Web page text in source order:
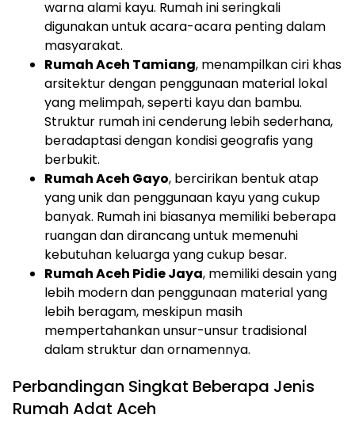
warna alami kayu. Rumah ini seringkali
digunakan untuk acara-acara penting dalam
masyarakat.
Rumah Aceh Tamiang, menampilkan ciri khas
arsitektur dengan penggunaan material lokal
yang melimpah, seperti kayu dan bambu.
Struktur rumah ini cenderung lebih sederhana,
beradaptasi dengan kondisi geografis yang
berbukit.
Rumah Aceh Gayo, bercirikan bentuk atap
yang unik dan penggunaan kayu yang cukup
banyak. Rumah ini biasanya memiliki beberapa
ruangan dan dirancang untuk memenuhi
kebutuhan keluarga yang cukup besar.
Rumah Aceh Pidie Jaya, memiliki desain yang
lebih modern dan penggunaan material yang
lebih beragam, meskipun masih
mempertahankan unsur-unsur tradisional
dalam struktur dan ornamennya.
Perbandingan Singkat Beberapa Jenis
Rumah Adat Aceh